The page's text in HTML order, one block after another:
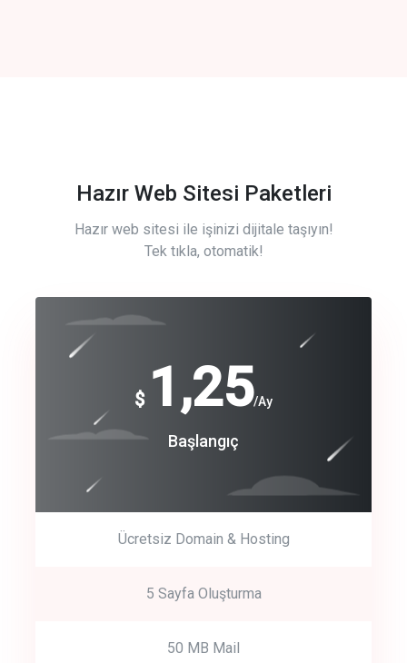
Hazır Web Sitesi Paketleri
Hazır web sitesi ile işinizi dijitale taşıyın!
Tek tıkla, otomatik!
$ 1,25/Ay
Başlangıç
Ücretsiz Domain & Hosting
5 Sayfa Oluşturma
50 MB Mail
Free
Basic